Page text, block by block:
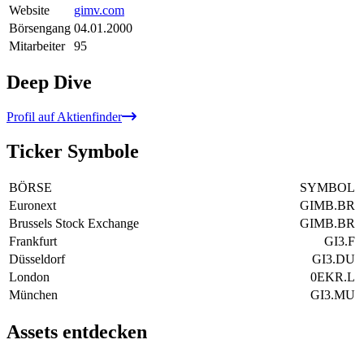
Website
gimv.com
Börsengang 04.01.2000
Mitarbeiter
95
Deep Dive
Profil auf Aktienfinder
Ticker Symbole
BÖRSE
SYMBOL
Euronext
GIMB.BR
Brussels Stock Exchange
GIMB.BR
Frankfurt
GI3.F
Düsseldorf
GI3.DU
London
0EKR.L
München
GI3.MU
Assets entdecken